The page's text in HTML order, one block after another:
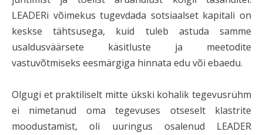
LEADERi võimekus tugevdada sotsiaalset kapitali on
keskse tähtsusega, kuid tuleb astuda samme
usaldusväärsete käsitluste ja meetodite
vastuvõtmiseks eesmärgiga hinnata edu või ebaedu.
Olgugi et praktiliselt mitte ükski kohalik tegevusrühm
ei nimetanud oma tegevuses otseselt klastrite
moodustamist, oli uuringus osalenud LEADER